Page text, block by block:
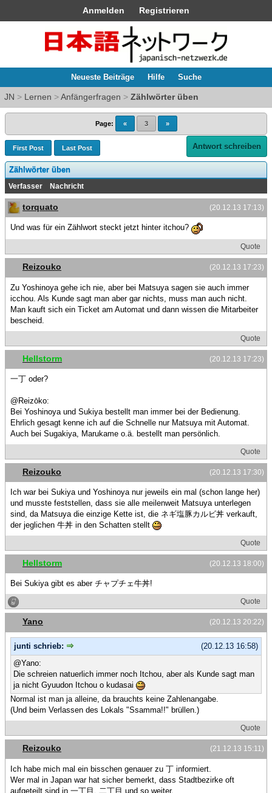
Anmelden Registrieren
Neueste Beiträge Hilfe Suche
JN > Lernen >Anfängerfragen > Zählwörter üben
Page: « 3 »
First Post Last Post Antwort schreiben
Zählwörter üben
Verfasser Nachricht
(20.12.13 17:13)
torquato
Und was für ein Zählwort steckt jetzt hinter itchou?
Quote
(20.12.13 17:23)
Reizouko
Zu Yoshinoya gehe ich nie, aber bei Matsuya sagen sie auch immer
icchou. Als Kunde sagt man aber gar nichts, muss man auch nicht.
Man kauft sich ein Ticket am Automat und dann wissen die Mitarbeiter
bescheid.
Quote
(20.12.13 17:23)
Hellstorm
一丁 oder?
@Reizōko:
Bei Yoshinoya und Sukiya bestellt man immer bei der Bedienung.
Ehrlich gesagt kenne ich auf die Schnelle nur Matsuya mit Automat.
Auch bei Sugakiya, Marukame o.ä. bestellt man persönlich.
Quote
(20.12.13 17:30)
Reizouko
Ich war bei Sukiya und Yoshinoya nur jeweils ein mal (schon lange her)
und musste feststellen, dass sie alle meilenweit Matsuya unterlegen
sind, da Matsuya die einzige Kette ist, die ネギ塩豚カルビ丼 verkauft,
der jeglichen 牛丼 in den Schatten stellt
Quote
(20.12.13 18:00)
Hellstorm
Bei Sukiya gibt es aber チャプチェ牛丼!
Quote
(20.12.13 20:22)
Yano
(20.12.13 16:58)
junti schrieb:
@Yano:
Die schreien natuerlich immer noch Itchou, aber als Kunde sagt man
ja nicht Gyuudon Itchou o kudasai
Normal ist man ja alleine, da brauchts keine Zahlenangabe.
(Und beim Verlassen des Lokals "Ssamma!!" brüllen.)
Quote
(21.12.13 15:11)
Reizouko
Ich habe mich mal ein bisschen genauer zu 丁 informiert.
Wer mal in Japan war hat sicher bemerkt, dass Stadtbezirke oft
aufgeteilt sind in 一丁目, 二丁目 und so weiter.